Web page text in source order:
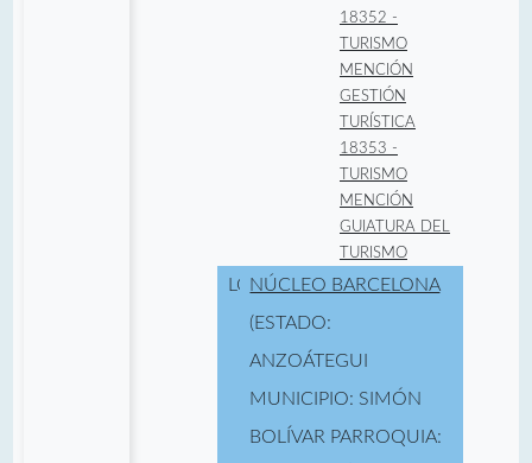
18352 -
TURISMO
MENCIÓN
GESTIÓN
TURÍSTICA
18353 -
TURISMO
MENCIÓN
GUIATURA DEL
TURISMO
LOCALIDAD:
NÚCLEO BARCELONA
(ESTADO:
ANZOÁTEGUI
MUNICIPIO: SIMÓN
BOLÍVAR PARROQUIA: